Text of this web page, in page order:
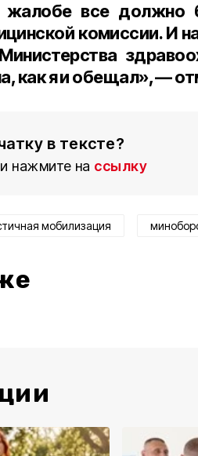
все должно
комиссии. И
как я и обещал», —
в тексте?
нажмите на ссылку
мобилизация